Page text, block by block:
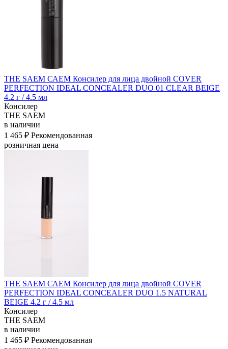
THE SAEM САЕМ Консилер для лица двойной COVER
PERFECTION IDEAL CONCEALER DUO 01 CLEAR BEIGE
4.2 г / 4.5 мл
Консилер
THE SAEM
в наличии
1 465 ₽ Рекомендованная
розничная цена
THE SAEM САЕМ Консилер для лица двойной COVER
PERFECTION IDEAL CONCEALER DUO 1.5 NATURAL
BEIGE 4.2 г / 4.5 мл
Консилер
THE SAEM
в наличии
1 465 ₽ Рекомендованная